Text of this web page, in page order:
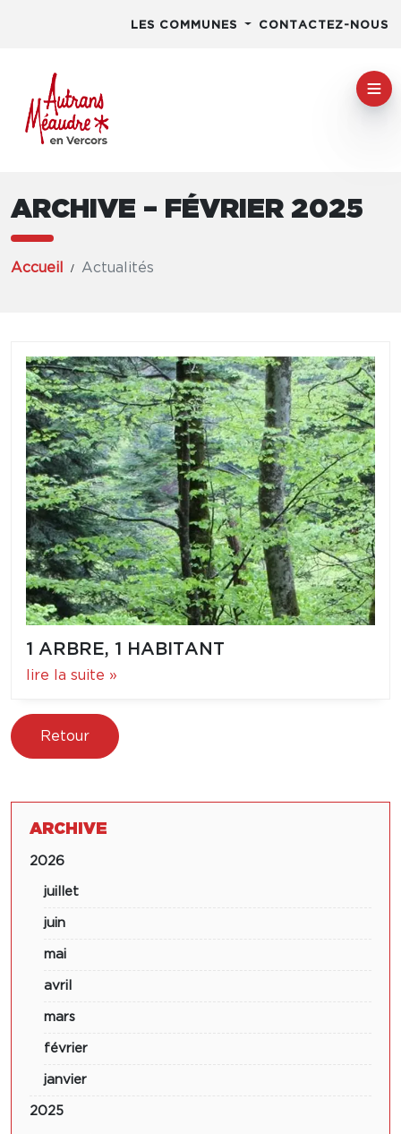
LES COMMUNES CONTACTEZ-NOUS
ARCHIVE – FÉVRIER 2025
Accueil Actualités
1 ARBRE, 1 HABITANT
lire la suite »
Retour
ARCHIVE
2026
juillet
juin
mai
avril
mars
février
janvier
2025